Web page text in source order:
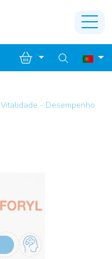
Vitalidade - Desempenho